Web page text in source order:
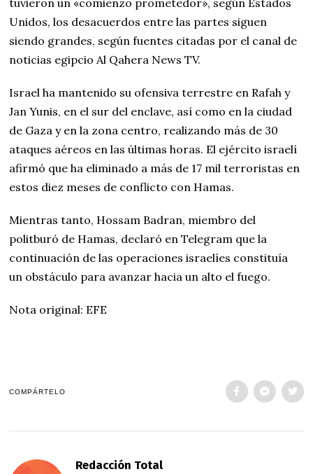
tuvieron un «comienzo prometedor», según Estados
Unidos, los desacuerdos entre las partes siguen
siendo grandes, según fuentes citadas por el canal de
noticias egipcio Al Qahera News TV.
Israel ha mantenido su ofensiva terrestre en Rafah y
Jan Yunis, en el sur del enclave, así como en la ciudad
de Gaza y en la zona centro, realizando más de 30
ataques aéreos en las últimas horas. El ejército israelí
afirmó que ha eliminado a más de 17 mil terroristas en
estos diez meses de conflicto con Hamas.
Mientras tanto, Hossam Badran, miembro del
politburó de Hamas, declaró en Telegram que la
continuación de las operaciones israelíes constituía
un obstáculo para avanzar hacia un alto el fuego.
Nota original: EFE
COMPÁRTELO
Redacción Total